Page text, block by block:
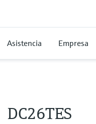
Asistencia Empresa
DC26TES